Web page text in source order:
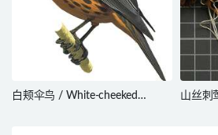
白颊伞鸟 / White-cheeked
山丝刺